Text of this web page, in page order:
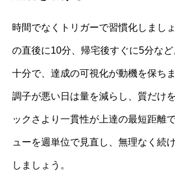
時間でなくトリガーで習慣化しまし
の直後に10分、帰宅後すぐに5分な
十分で、達成の可視化が動機を保ちま
調子が悪い日は量を減らし、質だけ
ックさより一貫性が上達の最短距離
ューを週単位で見直し、無理なく続
しましょう。